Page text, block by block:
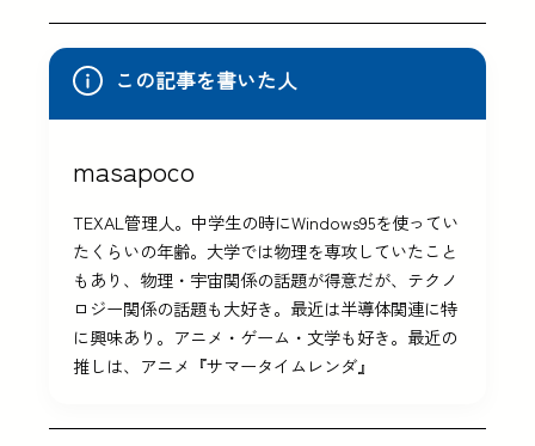
この記事を書いた人
masapoco
TEXAL管理人。中学生の時にWindows95を使ってい
たくらいの年齢。大学では物理を専攻していたこと
もあり、物理・宇宙関係の話題が得意だが、テクノ
ロジー関係の話題も大好き。最近は半導体関連に特
に興味あり。アニメ・ゲーム・文学も好き。最近の
推しは、アニメ『サマータイムレンダ』